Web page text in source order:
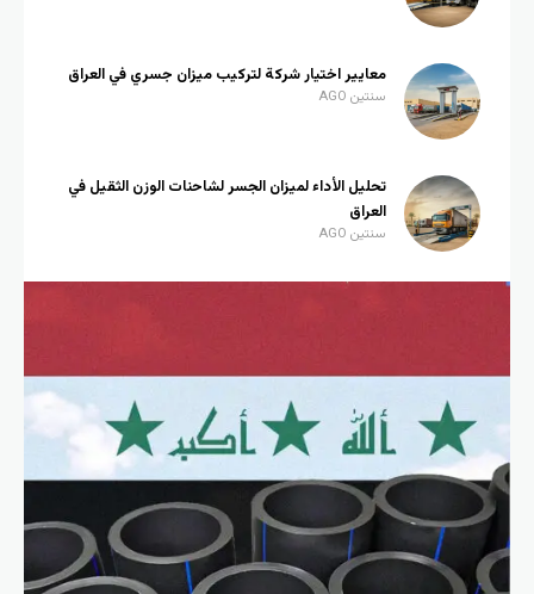
معايير اختيار شركة لتركيب ميزان جسري في العراق
سنتين AGO
تحليل الأداء لميزان الجسر لشاحنات الوزن الثقيل في
العراق
سنتين AGO